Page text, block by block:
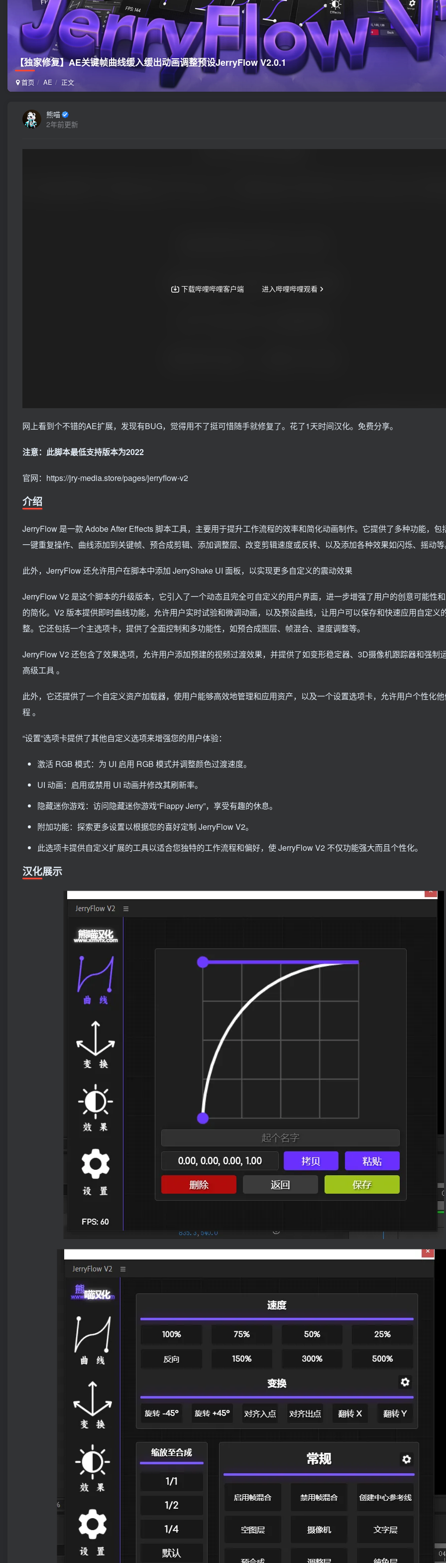
【独家修复】AE关键帧曲线缓入缓出动画调整预设JerryFlow V2.0.1
首页 AE 正文
熊喵
2年前更新
网上看到个不错的AE扩展，发现有BUG，觉得用不了挺可惜随手就修复了。花了1天时间汉化。免费分享。
注意：此脚本最低支持版本为2022
官网：https://jry-media.store/pages/jerryflow-v2
介绍
JerryFlow 是一款 Adobe After Effects 脚本工具，主要用于提升工作流程的效率和简化动画制作。它提供了多种功能，包
一键重复操作、曲线添加到关键帧、预合成剪辑、添加调整层、改变剪辑速度或反转、以及添加各种效果如闪烁、摇动等
此外，JerryFlow 还允许用户在脚本中添加 JerryShake UI 面板，以实现更多自定义的震动效果
JerryFlow V2 是这个脚本的升级版本，它引入了一个动态且完全可自定义的用户界面，进一步增强了用户的创意可能性
的简化。V2 版本提供即时曲线功能，允许用户实时试验和微调动画，以及预设曲线，让用户可以保存和快速应用自定义
整。它还包括一个主选项卡，提供了全面控制和多功能性，如预合成图层、帧混合、速度调整等。
JerryFlow V2 还包含了效果选项，允许用户添加预建的视频过渡效果，并提供了如变形稳定器、3D摄像机跟踪器和强制
高级工具 。
此外，它还提供了一个自定义资产加载器，使用户能够高效地管理和应用资产，以及一个设置选项卡，允许用户个性化
程 。
“设置”选项卡提供了其他自定义选项来增强您的用户体验：
激活 RGB 模式：为 UI 启用 RGB 模式并调整颜色过渡速度。
UI 动画：启用或禁用 UI 动画并修改其刷新率。
隐藏迷你游戏：访问隐藏迷你游戏“Flappy Jerry”，享受有趣的休息。
附加功能：探索更多设置以根据您的喜好定制 JerryFlow V2。
此选项卡提供自定义扩展的工具以适合您独特的工作流程和偏好，使 JerryFlow V2 不仅功能强大而且个性化。
汉化展示